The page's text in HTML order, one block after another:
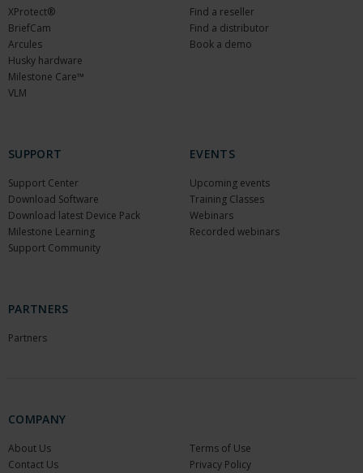
XProtect®
BriefCam
Arcules
Husky hardware
Milestone Care™
VLM
Find a reseller
Find a distributor
Book a demo
SUPPORT
Support Center
Download Software
Download latest Device Pack
Milestone Learning
Support Community
EVENTS
Upcoming events
Training Classes
Webinars
Recorded webinars
PARTNERS
Partners
COMPANY
About Us
Contact Us
Terms of Use
Privacy Policy